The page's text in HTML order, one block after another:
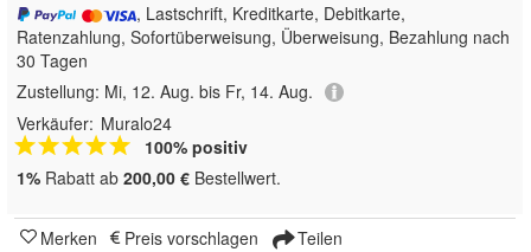
, Lastschrift, Kreditkarte, Debitkarte,
Ratenzahlung, Sofortüberweisung, Überweisung, Bezahlung nach
30 Tagen
Zustellung: Mi, 12. Aug. bis Fr, 14. Aug.
Verkäufer: Muralo24
100% positiv
1% Rabatt ab 200,00 € Bestellwert.
Merken Preis vorschlagen Teilen